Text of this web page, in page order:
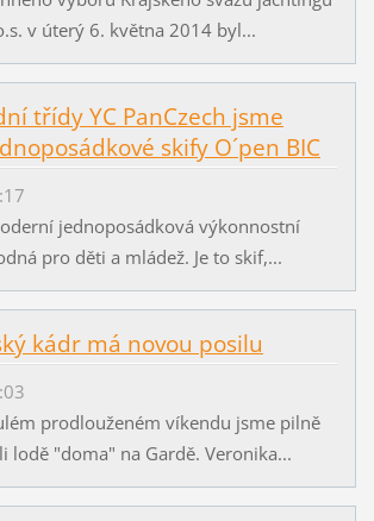
v úterý 6. května 2014 byl...
třídy YC PanCzech jsme
skify O´pen BIC
jednoposádková výkonnostní
pro děti a mládež. Je to skif,...
kádr má novou posilu
prodlouženém víkendu jsme pilně
lodě "doma" na Gardě. Veronika...